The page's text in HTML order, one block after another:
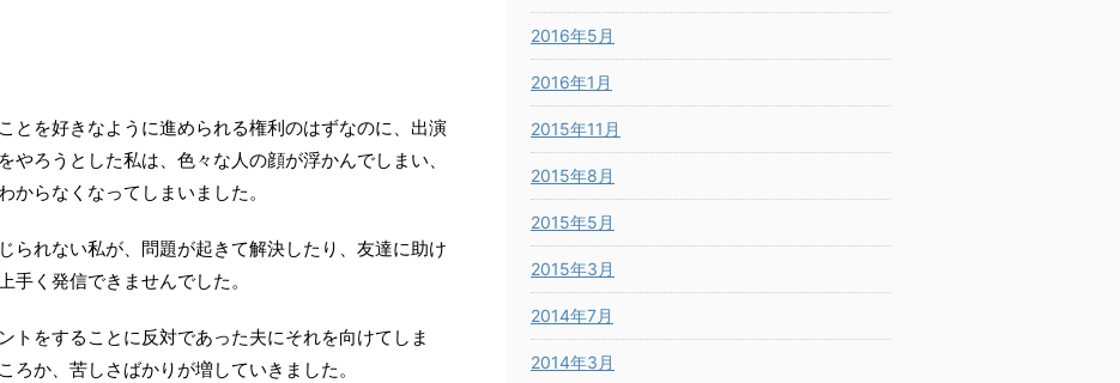
とを好きなように進められる権利のはずなのに、出演
やろうとした私は、色々な人の顔が浮かんでしまい、
からなくなってしまいました。
られない私が、問題が起きて解決したり、友達に助け
手く発信できませんでした。
トをすることに反対であった夫にそれを向けてしま
ろか、苦しさばかりが増していきました。
2016年5月
2016年1月
2015年11月
2015年8月
2015年5月
2015年3月
2014年7月
2014年3月